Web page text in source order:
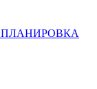
ПЛАНИРОВКА